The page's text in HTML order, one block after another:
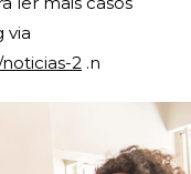
via
2 .n